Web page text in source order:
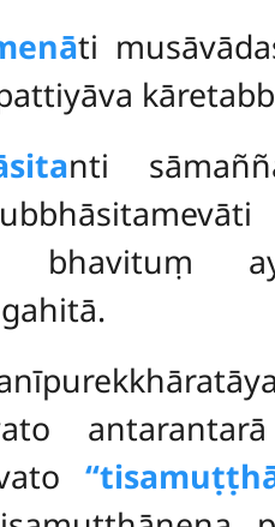
ti
nti
bhavituṃ